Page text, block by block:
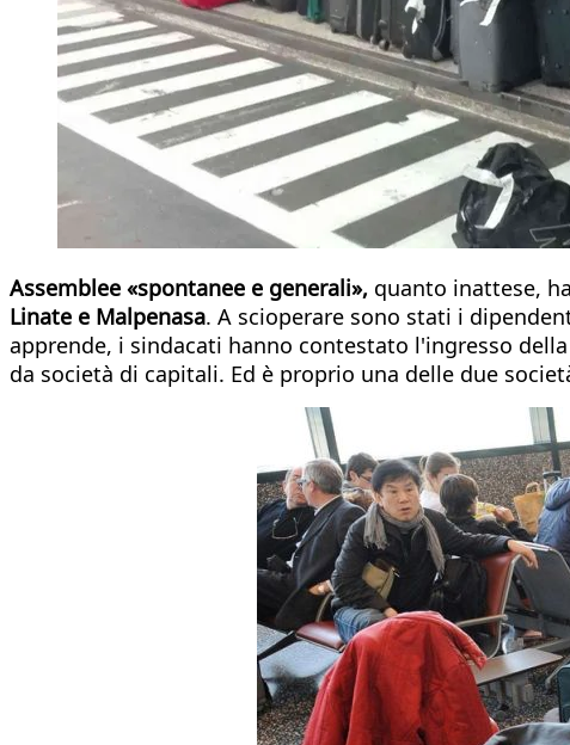
Assemblee «spontanee e generali», quanto inattese,
Linate e Malpenasa. A scioperare sono stati i
apprende, i sindacati hanno contestato l'ingresso
da società di capitali. Ed è proprio una delle due